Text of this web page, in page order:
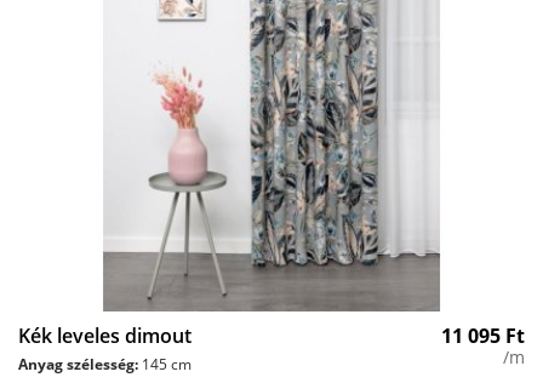
Kék leveles dimout 11 095 Ft
/m
Anyag szélesség: 145 cm